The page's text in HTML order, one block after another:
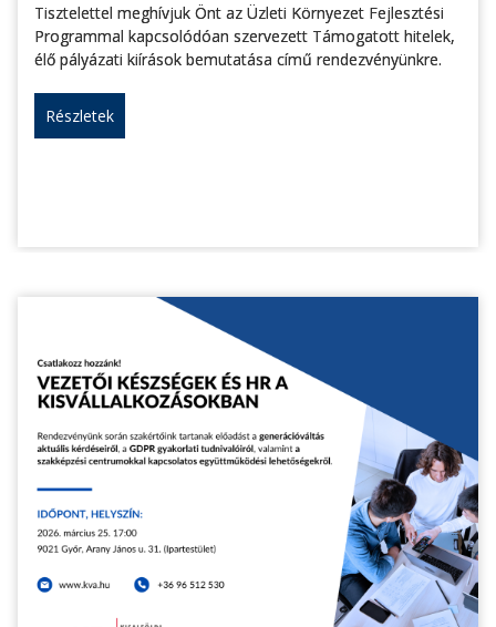
Tisztelettel meghívjuk Önt az Üzleti Környezet Fejlesztési
Programmal kapcsolódóan szervezett Támogatott hitelek,
élő pályázati kiírások bemutatása című rendezvényünkre.
Részletek